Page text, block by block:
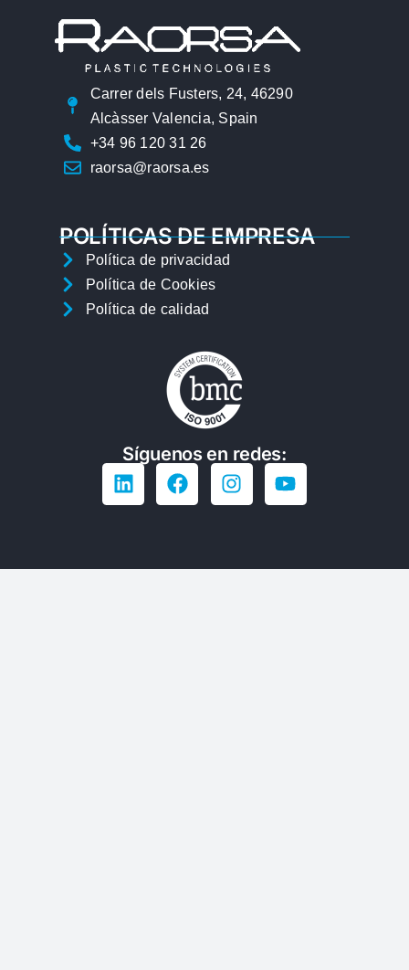
Carrer dels Fusters, 24, 46290
Alcàsser Valencia, Spain
+34 96 120 31 26
raorsa@raorsa.es
POLÍTICAS DE EMPRESA
Política de privacidad
Política de Cookies
Política de calidad
Síguenos en redes: